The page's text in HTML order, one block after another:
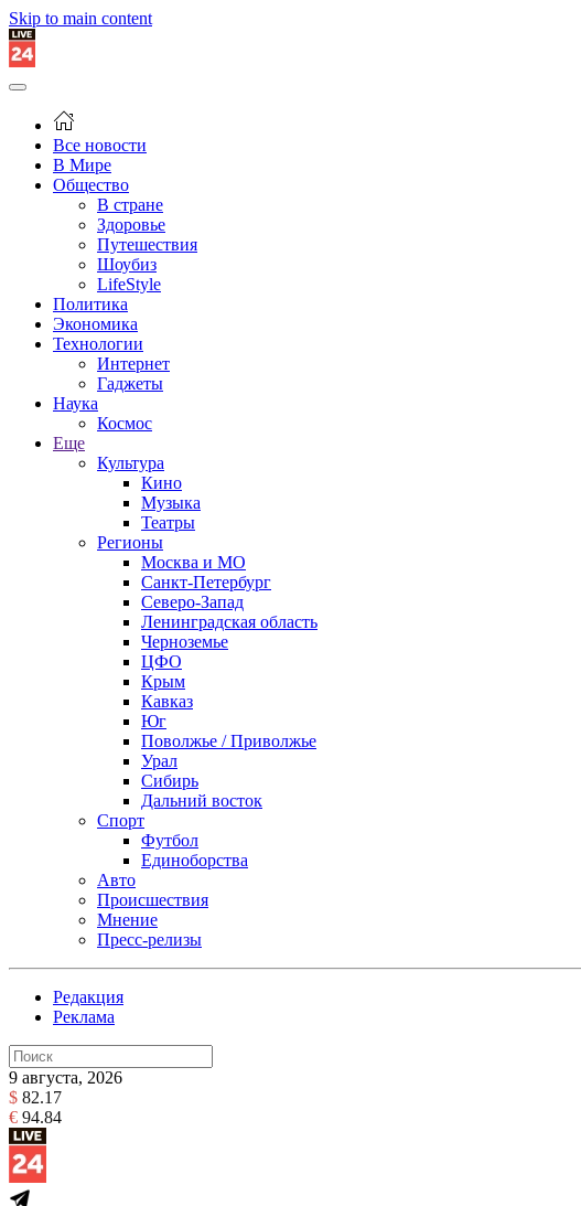
Skip to main content
Все новости
В Мире
Общество
В стране
Здоровье
Путешествия
Шоубиз
LifeStyle
Политика
Экономика
Технологии
Интернет
Гаджеты
Наука
Космос
Еще
Культура
Кино
Музыка
Театры
Регионы
Москва и МО
Санкт-Петербург
Северо-Запад
Ленинградская область
Черноземье
ЦФО
Крым
Кавказ
Юг
Поволжье / Приволжье
Урал
Сибирь
Дальний восток
Спорт
Футбол
Единоборства
Авто
Происшествия
Мнение
Пресс-релизы
Редакция
Реклама
9 августа, 2026
$ 82.17
€ 94.84